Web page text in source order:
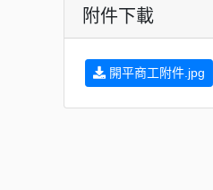
附件下載
開平商工附件.jpg